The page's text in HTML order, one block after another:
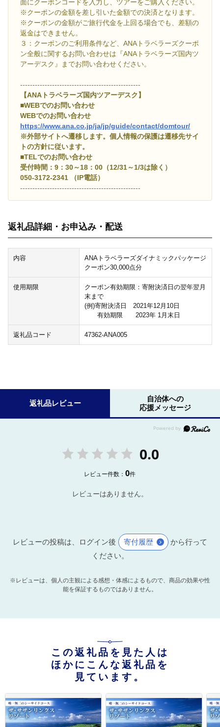
面にクーポンコードを入力し、ツアーをご購入ください。
※クーポンの金額を差し引いた金額での決済となります。
※クーポンの金額がご旅行代金を上回る場合でも、差額の
返金はできません。
３：クーポンのご利用条件など、ANAトラベラーズクーポ
ン全般に関するお問い合わせは『ANAトラベラーズ国内ツ
アーデスク』までお問い合わせください。
-------------------------------------------------
【ANAトラベラーズ国内ツアーデスク】
■WEBでのお問い合わせ
WEBでのお問い合わせ
https://www.ana.co.jp/ja/jp/guide/contact/domtour/
※外部サイトへ遷移します。個人情報の保護は遷移先サイ
トの方針に従います。
■TELでのお問い合わせ
受付時間：9：30～18：00（12/31～1/3は除く）
050-3172-2341 （IP電話）
-------------------------------------------------
返礼品詳細・お申込み・配送
内容
ANAトラベラーズダイナミックパッケージ
クーポン30,000点分
使用期限
クーポン有効期限：寄附決済日の翌年翌月
末まで
(例)寄附決済日 2021年12月10日
有効期限 2023年 1月末日
返礼品コード 47362-ANA005
返礼品レビュー
自治体への
応援メッセージ
0.0
レビュー件数：0件
レビューはありません。
レビューの投稿は、ログイン後 寄付履歴
から行って
ください。
※レビューは、個人の主観による感想・体感によるもので、商品の効果や性
能を保証するものではありません。
この返礼品を見た人は
ほかにこんな返礼品を
見ています。